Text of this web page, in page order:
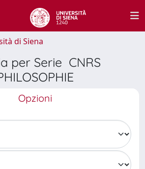
di Siena
per Serie CNRS
Opzioni